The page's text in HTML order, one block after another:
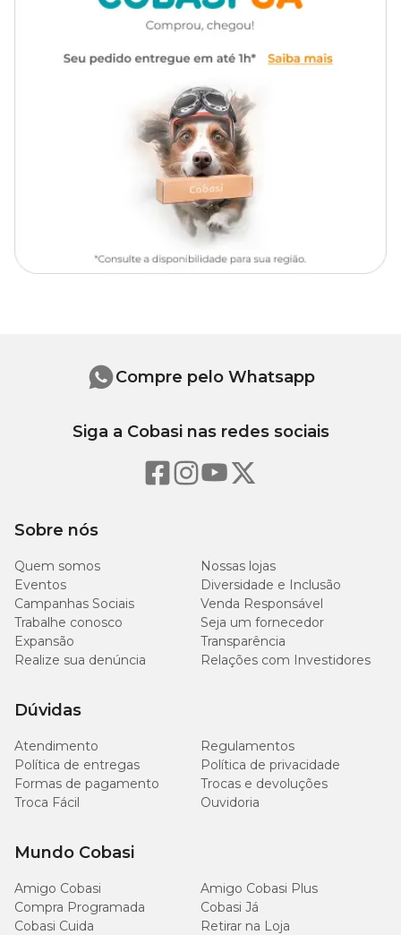
ativado, cerâmicas ou resinas) dentro da bolsa, feche-a, e use no
sistema de filtragem do seu aquário.
Sobre nós
Quem somos
Nossas lojas
Eventos
Diversidade e Inclusão
Campanhas Sociais
Venda Responsável
Trabalhe conosco
Seja um fornecedor
Expansão
Transparência
Realize sua denúncia
Relações com Investidores
Dúvidas
Atendimento
Regulamentos
Política de entregas
Política de privacidade
Formas de pagamento
Trocas e devoluções
Troca Fácil
Ouvidoria
Mundo Cobasi
Amigo Cobasi
Amigo Cobasi Plus
Compra Programada
Cobasi Já
Cobasi Cuida
Retirar na Loja
Compre pelo Whatsapp
Siga a Cobasi nas redes sociais